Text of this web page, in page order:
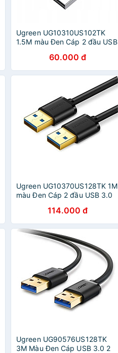
Ugreen UG10310US102TK
1.5M màu Đen Cáp 2 đầu USB
CHÍNH HÃNG60.000 đ
Ugreen UG10370US128TK 1M
màu Đen Cáp 2 đầu USB 3.0
CHÍNH HÃNG114.000 đ
Ugreen UG90576US128TK
3M Màu Đen Cáp USB 3.0 2